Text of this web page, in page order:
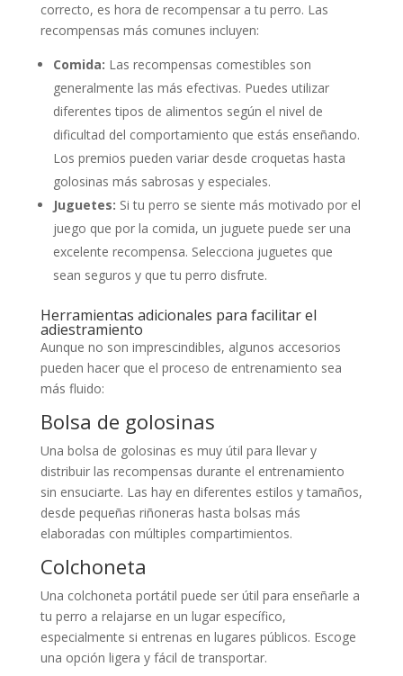
correcto, es hora de recompensar a tu perro. Las
recompensas más comunes incluyen:
Comida: Las recompensas comestibles son
generalmente las más efectivas. Puedes utilizar
diferentes tipos de alimentos según el nivel de
dificultad del comportamiento que estás enseñando.
Los premios pueden variar desde croquetas hasta
golosinas más sabrosas y especiales.
Juguetes: Si tu perro se siente más motivado por el
juego que por la comida, un juguete puede ser una
excelente recompensa. Selecciona juguetes que
sean seguros y que tu perro disfrute.
Herramientas adicionales para facilitar el
adiestramiento
Aunque no son imprescindibles, algunos accesorios
pueden hacer que el proceso de entrenamiento sea
más fluido:
Bolsa de golosinas
Una bolsa de golosinas es muy útil para llevar y
distribuir las recompensas durante el entrenamiento
sin ensuciarte. Las hay en diferentes estilos y tamaños,
desde pequeñas riñoneras hasta bolsas más
elaboradas con múltiples compartimientos.
Colchoneta
Una colchoneta portátil puede ser útil para enseñarle a
tu perro a relajarse en un lugar específico,
especialmente si entrenas en lugares públicos. Escoge
una opción ligera y fácil de transportar.